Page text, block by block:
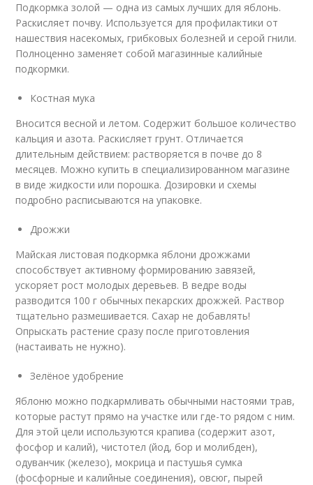
Подкормка золой — одна из самых лучших для яблонь.
Раскисляет почву. Используется для профилактики от
нашествия насекомых, грибковых болезней и серой гнили.
Полноценно заменяет собой магазинные калийные
подкормки.
Костная мука
Вносится весной и летом. Содержит большое количество
кальция и азота. Раскисляет грунт. Отличается
длительным действием: растворяется в почве до 8
месяцев. Можно купить в специализированном магазине
в виде жидкости или порошка. Дозировки и схемы
подробно расписываются на упаковке.
Дрожжи
Майская листовая подкормка яблони дрожжами
способствует активному формированию завязей,
ускоряет рост молодых деревьев. В ведре воды
разводится 100 г обычных пекарских дрожжей. Раствор
тщательно размешивается. Сахар не добавлять!
Опрыскать растение сразу после приготовления
(настаивать не нужно).
Зелёное удобрение
Яблоню можно подкармливать обычными настоями трав,
которые растут прямо на участке или где-то рядом с ним.
Для этой цели используются крапива (содержит азот,
фосфор и калий), чистотел (йод, бор и молибден),
одуванчик (железо), мокрица и пастушья сумка
(фосфорные и калийные соединения), овсюг, пырей